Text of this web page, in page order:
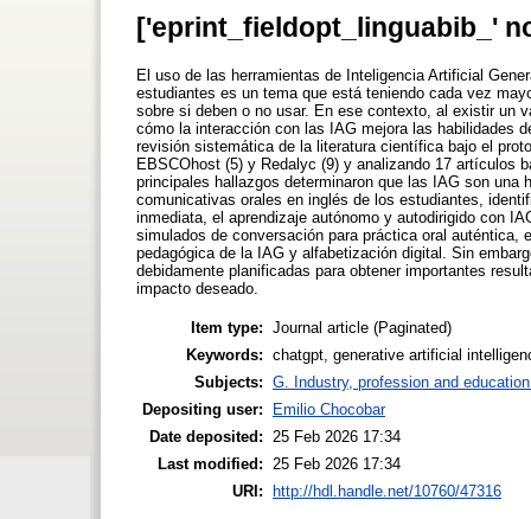
['eprint_fieldopt_linguabib_'
El uso de las herramientas de Inteligencia Artificial
estudiantes es un tema que está teniendo cada vez
sobre si deben o no usar. En ese contexto, al existir un
cómo la interacción con las IAG mejora las habilidades
revisión sistemática de la literatura científica bajo el
EBSCOhost (5) y Redalyc (9) y analizando 17 artículos
principales hallazgos determinaron que las IAG son
comunicativas orales en inglés de los estudiantes,
inmediata, el aprendizaje autónomo y autodirigido con
simulados de conversación para práctica oral
pedagógica de la IAG y alfabetización digital. Sin
debidamente planificadas para obtener importantes
impacto deseado.
Item type: Journal article (Paginated)
Keywords: chatgpt, generative artificial
Subjects: G. Industry, profession and
Depositing user:
Emilio Chocobar
Date deposited:
25 Feb 2026 17:34
Last modified:
25 Feb 2026 17:34
URI:
http://hdl.handle.net/10760/47316